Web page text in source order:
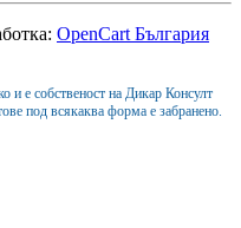
OpenCart България
и е собственост на Дикар Консулт
под всякаква форма е забранено.